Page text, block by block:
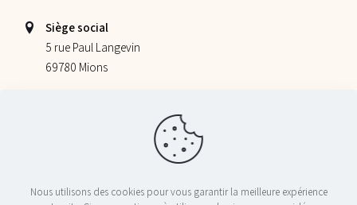
Siège social
5 rue Paul Langevin
69780 Mions
355 allée Jacques Monod
contact@nosptitschefs.com
Nous utilisons des cookies pour vous garantir la meilleure expérience